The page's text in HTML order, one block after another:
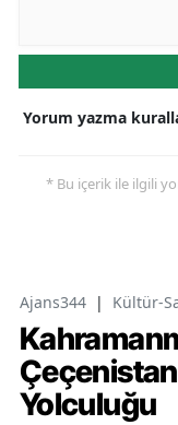
Yorum yazma
* Bu içerik ile ilgili
Ajans344 | Kültür-
Yolculuğu